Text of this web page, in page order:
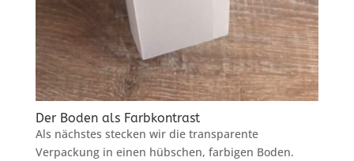
Der Boden als Farbkontrast
Als nächstes stecken wir die transparente
Verpackung in einen hübschen, farbigen Boden.